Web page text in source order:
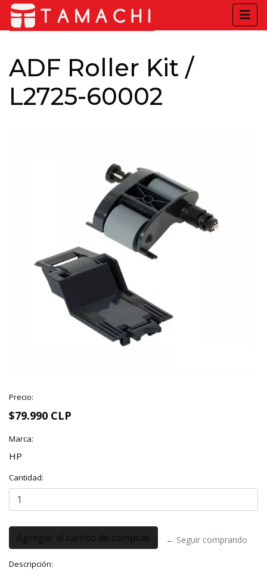
ADF Roller Kit /
L2725-60002
Precio:
$79.990 CLP
Marca:
HP
Cantidad:
← Seguir comprando
Descripción: